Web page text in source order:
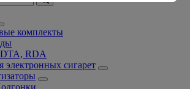
комплекты
RDA
электронных сигарет